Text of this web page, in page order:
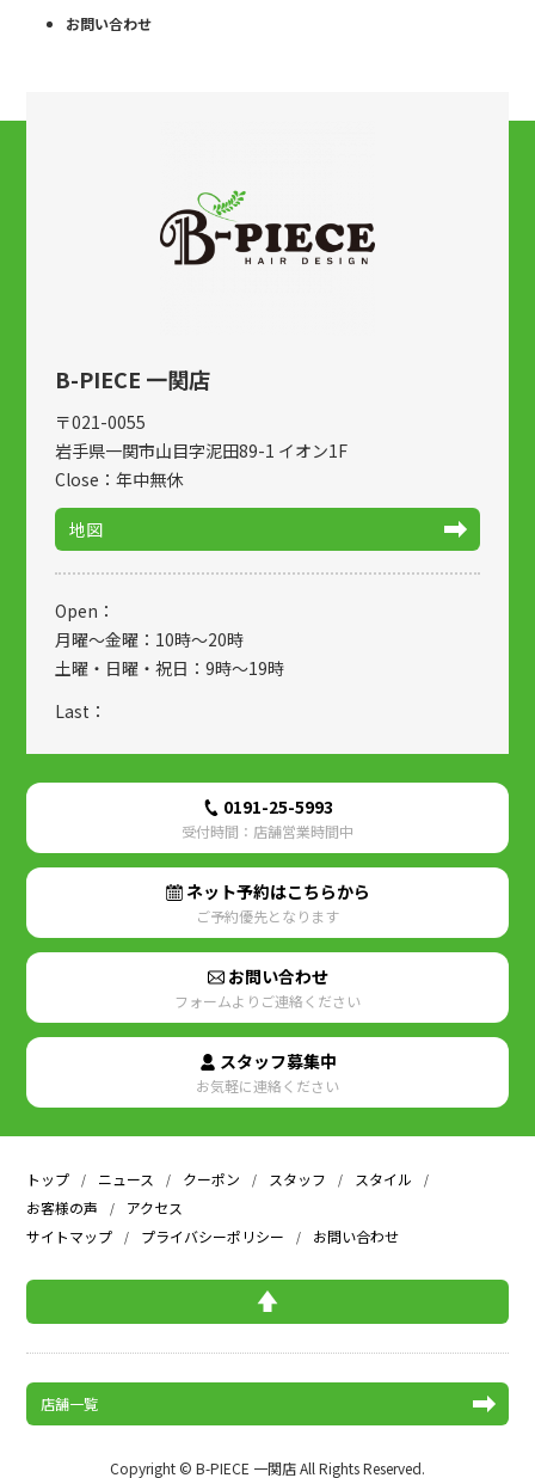
お問い合わせ
B-PIECE 一関店
〒021-0055
岩手県一関市山目字泥田89-1 イオン1F
Close：年中無休
地図
Open：
月曜～金曜：10時～20時
土曜・日曜・祝日：9時～19時
Last：
0191-25-5993
受付時間：店舗営業時間中
ネット予約はこちらから
ご予約優先となります
お問い合わせ
フォームよりご連絡ください
スタッフ募集中
お気軽に連絡ください
トップ ニュース クーポン スタッフ
スタイル
お客様の声
アクセス
サイトマップ
プライバシーポリシー お問い合わせ
店舗一覧
Copyright © B-PIECE 一関店 All Rights Reserved.